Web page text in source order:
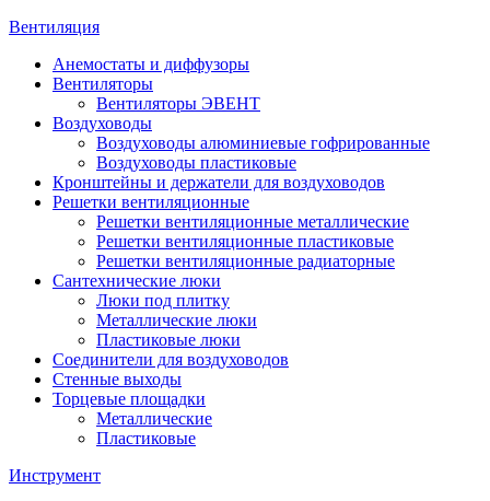
Вентиляция
Анемостаты и диффузоры
Вентиляторы
Вентиляторы ЭВЕНТ
Воздуховоды
Воздуховоды алюминиевые гофрированные
Воздуховоды пластиковые
Кронштейны и держатели для воздуховодов
Решетки вентиляционные
Решетки вентиляционные металлические
Решетки вентиляционные пластиковые
Решетки вентиляционные радиаторные
Сантехнические люки
Люки под плитку
Металлические люки
Пластиковые люки
Соединители для воздуховодов
Стенные выходы
Торцевые площадки
Металлические
Пластиковые
Инструмент